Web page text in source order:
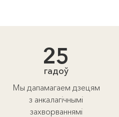
25
гадоў
Мы дапамагаем дзецям
з анкалагічнымі
захворваннямі